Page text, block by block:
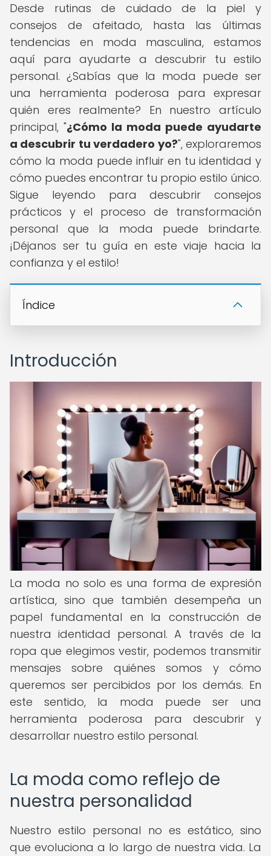
Desde rutinas de cuidado de la piel y
consejos de afeitado, hasta las últimas
tendencias en moda masculina, estamos
aquí para ayudarte a descubrir tu estilo
personal. ¿Sabías que la moda puede ser
una herramienta poderosa para expresar
quién eres realmente? En nuestro artículo
principal, "¿Cómo la moda puede ayudarte
a descubrir tu verdadero yo?", exploraremos
cómo la moda puede influir en tu identidad y
cómo puedes encontrar tu propio estilo único.
Sigue leyendo para descubrir consejos
prácticos y el proceso de transformación
personal que la moda puede brindarte.
¡Déjanos ser tu guía en este viaje hacia la
confianza y el estilo!
Índice
Introducción
La moda no solo es una forma de expresión
artística, sino que también desempeña un
papel fundamental en la construcción de
nuestra identidad personal. A través de la
ropa que elegimos vestir, podemos transmitir
mensajes sobre quiénes somos y cómo
queremos ser percibidos por los demás. En
este sentido, la moda puede ser una
herramienta poderosa para descubrir y
desarrollar nuestro estilo personal.
La moda como reflejo de
nuestra personalidad
Nuestro estilo personal no es estático, sino
que evoluciona a lo largo de nuestra vida. La